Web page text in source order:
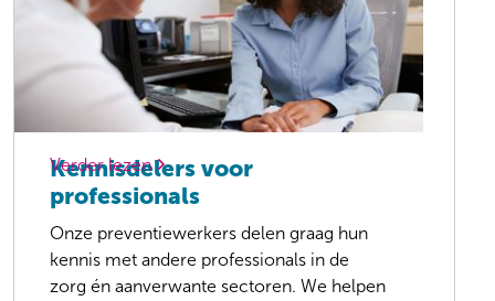
Kennisdelers voor
professionals
Onze preventiewerkers delen graag hun
kennis met andere professionals in de
zorg én aanverwante sectoren. We helpen
Verder lezen